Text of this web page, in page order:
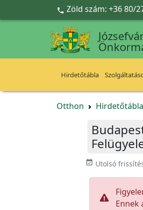
Ugrás a fő tartalomra
 Zöld szám: +36 80/
Hirdetőtábla
Otthon Hirdetőtábla
event_available Utolsó
Ennek